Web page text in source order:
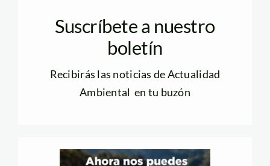
Suscríbete a nuestro
boletín
Recibirás las noticias de Actualidad
Ambiental en tu buzón